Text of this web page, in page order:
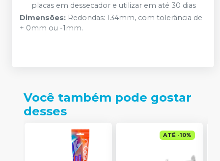
placas em dessecador e utilizar em até 30 dias
Dimensões: Redondas: 134mm, com tolerância de
+ 0mm ou -1mm.
Você também pode gostar
desses
ATÉ -10%